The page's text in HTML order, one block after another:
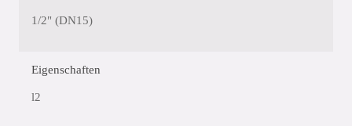
1/2" (DN15)
Eigenschaften
l2